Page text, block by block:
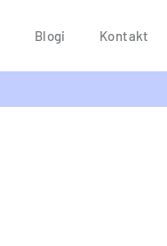
Blogi Kontakt